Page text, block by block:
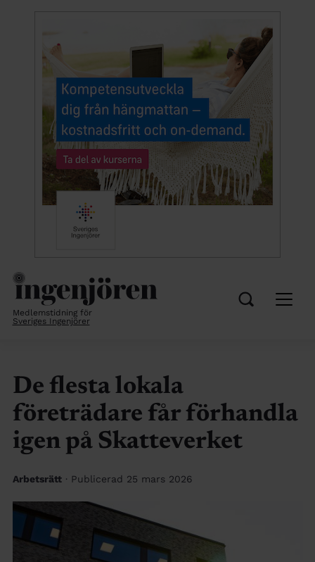
Medlemstidning för
Sveriges Ingenjörer
De flesta lokala
företrädare får förhandla
igen på Skatteverket
Arbetsrätt · Publicerad 25 mars 2026